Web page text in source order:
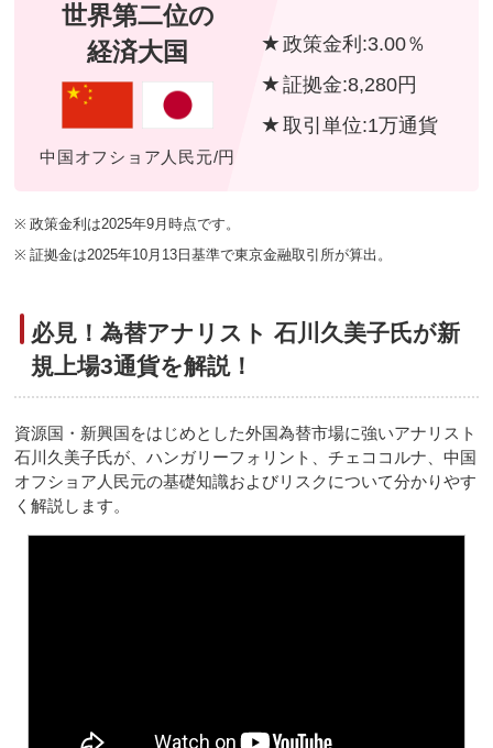
世界第二位の
経済大国
中国オフショア人民元/円
政策金利:3.00％
証拠金:8,280円
取引単位:1万通貨
※ 政策金利は2025年9月時点です。
※ 証拠金は2025年10月13日基準で東京金融取引所が算出。
必見！為替アナリスト 石川久美子氏が新
規上場3通貨を解説！
資源国・新興国をはじめとした外国為替市場に強いアナリスト
石川久美子氏が、ハンガリーフォリント、チェココルナ、中国
オフショア人民元の基礎知識およびリスクについて分かりやす
く解説します。